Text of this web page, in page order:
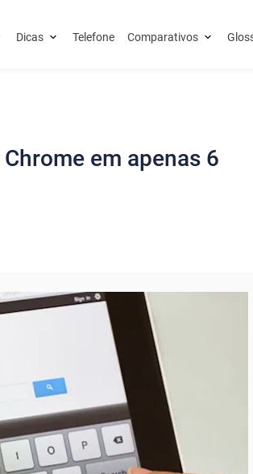
Dicas Telefone Comparativos
em apenas 6